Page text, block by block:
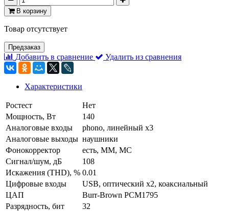
В корзину
Товар отсутствует
Предзаказ
Добавить в сравнение Удалить из сравнения
Характеристики
Ростест
Нет
Мощность, Вт
140
Аналоговые входы
phono, линейный x3
Аналоговые выходы наушники
Фонокорректор
есть, MM, MC
Сигнал/шум, дБ
108
Искажения (THD), % 0.01
Цифровые входы
USB, оптический x2, коаксиальный
ЦАП
Burr-Brown PCM1795
Разрядность, бит
32